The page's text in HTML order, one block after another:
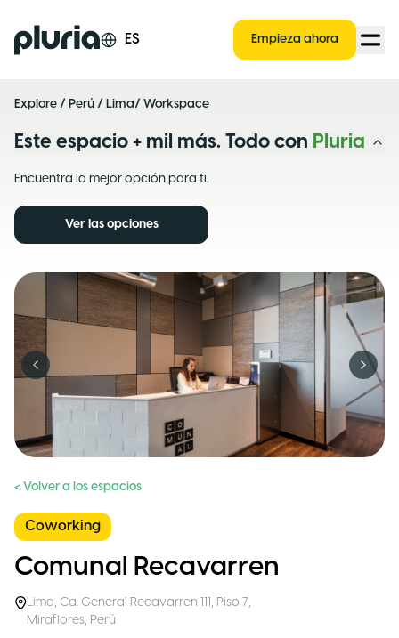
Logo Pluria ES Empieza ahora
Explore / Perú / Lima/ Workspace
Este espacio + mil más. Todo con Pluria
Encuentra la mejor opción para ti.
Ver las opciones
Previous slide Next
< Volver a los espacios
Coworking
Comunal Recavarren
Lima, Ca. General Recavarren 111, Piso 7,
Miraflores, Perú